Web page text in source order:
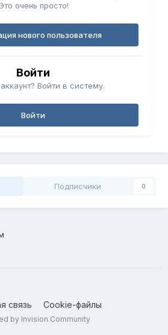
очень просто!
нового пользователя
Войти
Войти в систему.
Войти
Подписчики 0
связь Cookie-файлы
by Invision Community